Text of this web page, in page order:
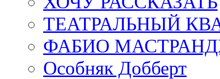
ТЕАТРАЛЬНЫЙ
ФАБИО
Особняк Добберт